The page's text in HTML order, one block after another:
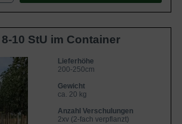
10 StU im Container
Lieferhöhe
200-250cm
Gewicht
ca. 20 kg
Anzahl Verschulungen
2xv (2-fach verpflanzt)